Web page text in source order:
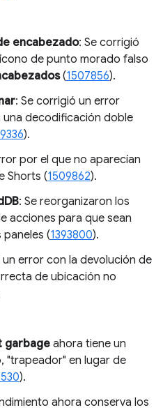
encabezado: Se corrigió
de punto morado falso
(1507856).
: Se corrigió un error
decodificación doble
).
por el que no aparecían
Shorts (1509862).
: Se reorganizaron los
acciones para que sean
(1393800).
un error con la devolución de
de ubicación no
garbage ahora tiene un
"trapeador" en lugar de
).
ahora conserva los